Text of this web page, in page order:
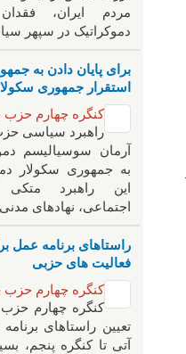
مردم ایران، فقدان
دموکراتیک در سپهر
برای پایان دادن به
استقرار جمهوری
کنگره چهارم حزب
راهبرد سياسی
آرمان سوسیالیسم
به جمهوری سکولار
این راهبرد متکی
اجتماعی، نهادهای
راستاهای برنامه عمل
فعالیت های حزبی
کنگره چهارم حزب
کنگره چهارم حزب
تعیین راستاهای
آتی تا کنگره پنجم،